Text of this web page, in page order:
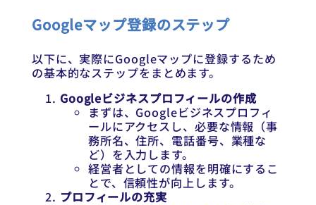
Googleマップ登録のステップ
以下に、実際にGoogleマップに登録するため
の基本的なステップをまとめます。
Googleビジネスプロフィールの作成
まずは、Googleビジネスプロフィ
ールにアクセスし、必要な情報（事
務所名、住所、電話番号、業種な
ど）を入力します。
経営者としての情報を明確にするこ
とで、信頼性が向上します。
プロフィールの充実